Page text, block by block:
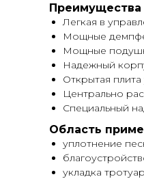
Преимущества
Легкая в
Мощные
Мощные
Надежный
Открытая
Центрально
Специальный
Область
уплотнение
укладка